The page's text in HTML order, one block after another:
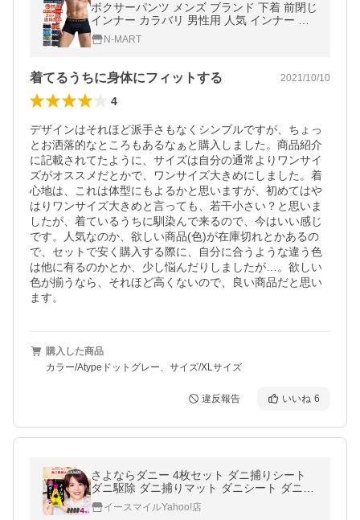
ボクサーパンツ メンズ ブランド 下着 前閉じ
インナー カラバリ 男性用 人気 インナー 肌
着 メンズインナー爆買
N-MART
着てるうちに身体にフィットする 2021/10/10
4
デザインはそれほど派手さもなくシンプルですが、ちょっ
とお洒落的なところもあるなぁと購入しました。商品紹介
に記載されてたように、サイズは自分の通常よりワンサイ
ズがオススメだとかで、ワンサイズ大きめにしました。着
心地は、これは体型にもよるかと思いますが、初めてはや
はりワンサイズ大きめと言っても、若干小さい？と思いま
したが、着ているうちに馴染んで来るので、今はいい感じ
です。人気なのか、欲しい商品(色)が在庫切れとかあるの
で、セットで安く購入する際に、自分に合うような違う色
は他に有るのかとか、少し悩んだりしましたが…。欲しい
色が揃うなら、それほど高くないので、良い商品だと思い
ます。
購入した商品
カラー/Atypeドットグレー、サイズ/XLサイズ
違反報告 いいね 6
さよならダニー 4枚セット ダニ捕りシート
ダニ駆除 ダニ捕りマット ダニシート ダニ取
りシート ダニ ダニよけ ダニ退治 防ダニ
イースマイルYahoo!店